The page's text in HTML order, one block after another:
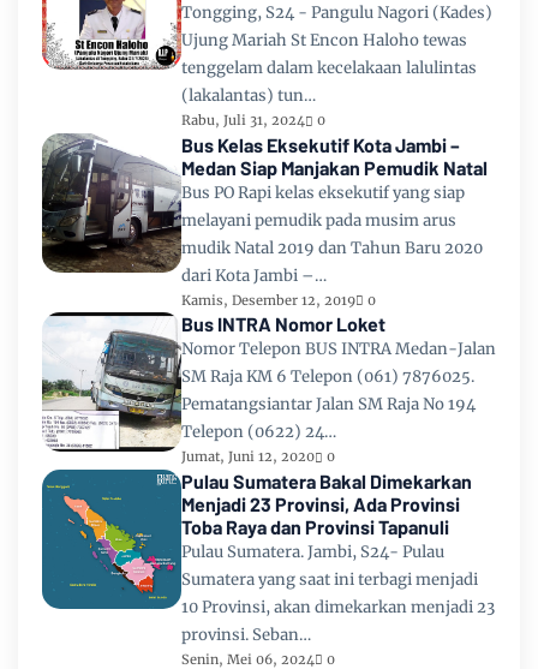
Tongging, S24 - Pangulu Nagori (Kades)
Ujung Mariah St Encon Haloho tewas
tenggelam dalam kecelakaan lalulintas
(lakalantas) tun…
Rabu, Juli 31, 2024 0
Bus Kelas Eksekutif Kota Jambi –
Medan Siap Manjakan Pemudik Natal
Bus PO Rapi kelas eksekutif yang siap
melayani pemudik pada musim arus
mudik Natal 2019 dan Tahun Baru 2020
dari Kota Jambi –…
Kamis, Desember 12, 2019 0
Bus INTRA Nomor Loket
Nomor Telepon BUS INTRA Medan-Jalan
SM Raja KM 6 Telepon (061) 7876025.
Pematangsiantar Jalan SM Raja No 194
Telepon (0622) 24…
Jumat, Juni 12, 2020 0
Pulau Sumatera Bakal Dimekarkan
Menjadi 23 Provinsi, Ada Provinsi
Toba Raya dan Provinsi Tapanuli
Pulau Sumatera. Jambi, S24- Pulau
Sumatera yang saat ini terbagi menjadi
10 Provinsi, akan dimekarkan menjadi 23
provinsi. Seban…
Senin, Mei 06, 2024 0